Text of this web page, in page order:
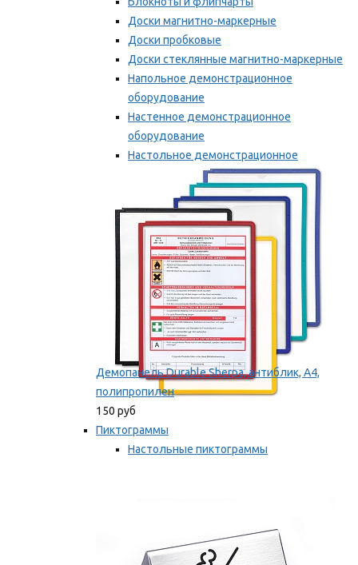
Доски магнитно-маркерные
Доски пробковые
Доски стеклянные магнитно-маркерные
Напольное демонстрационное
оборудование
Настенное демонстрационное
оборудование
Настольное демонстрационное
оборудование
Мы рекомендуем
Демопанель Durable Sherpa, антиблик, А4,
полипропилен
150 руб
Пиктограммы
Настольные пиктограммы